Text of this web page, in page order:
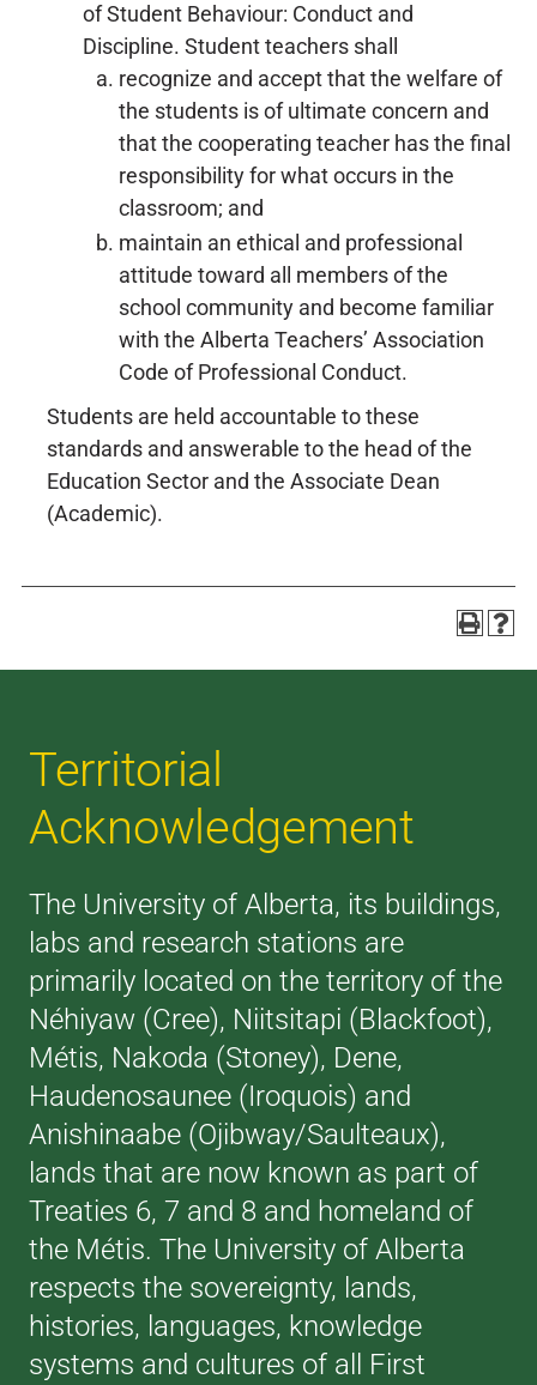
of Student Behaviour: Conduct and
Discipline. Student teachers shall
recognize and accept that the welfare of
the students is of ultimate concern and
that the cooperating teacher has the final
responsibility for what occurs in the
classroom; and
maintain an ethical and professional
attitude toward all members of the
school community and become familiar
with the Alberta Teachers’ Association
Code of Professional Conduct.
Students are held accountable to these
standards and answerable to the head of the
Education Sector and the Associate Dean
(Academic).
Territorial
Acknowledgement
The University of Alberta, its buildings,
labs and research stations are
primarily located on the territory of the
Néhiyaw (Cree), Niitsitapi (Blackfoot),
Métis, Nakoda (Stoney), Dene,
Haudenosaunee (Iroquois) and
Anishinaabe (Ojibway/Saulteaux),
lands that are now known as part of
Treaties 6, 7 and 8 and homeland of
the Métis. The University of Alberta
respects the sovereignty, lands,
histories, languages, knowledge
systems and cultures of all First